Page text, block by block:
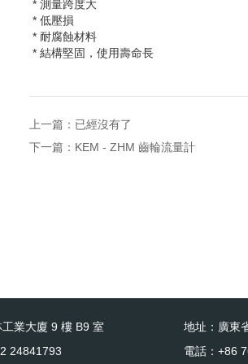
* 測量跨度大
* 低壓損
* 耐腐蝕材料
* 結構堅固，使用壽命長
上一篇：已經沒有了
下一篇： KEM - ZHM 齒輪流量計
業大廈 9 樓 B9 室
24841793
地址：廣東
電話：+86